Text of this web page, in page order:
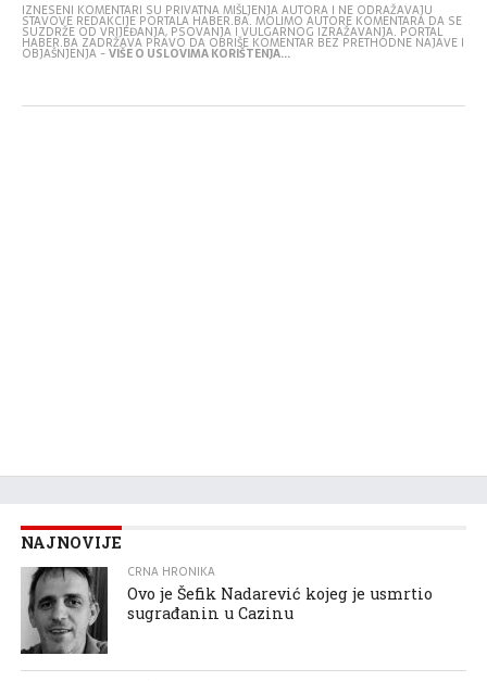
IZNESENI KOMENTARI SU PRIVATNA MIŠLJENJA AUTORA I NE ODRAŽAVAJU
STAVOVE REDAKCIJE PORTALA HABER.BA. MOLIMO AUTORE KOMENTARA DA SE
SUZDRŽE OD VRIJEĐANJA, PSOVANJA I VULGARNOG IZRAŽAVANJA. PORTAL
HABER.BA ZADRŽAVA PRAVO DA OBRIŠE KOMENTAR BEZ PRETHODNE NAJAVE I
OBJAŠNJENJA -VIŠE O USLOVIMA KORIŠTENJA...
NAJNOVIJE
CRNA HRONIKA
Ovo je Šefik Nadarević kojeg je usmrtio
sugrađanin u Cazinu